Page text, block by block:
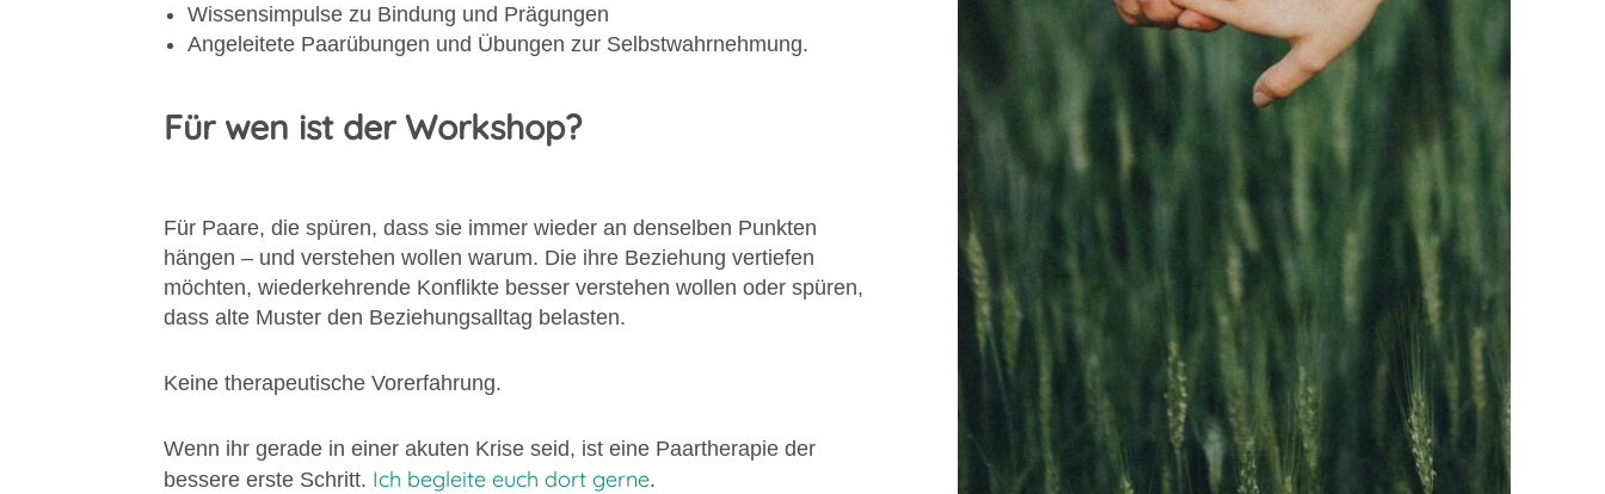
Wissensimpulse zu Bindung und Prägungen
Angeleitete Paarübungen und Übungen zur Selbstwahrnehmung.
Für wen ist der Workshop?
Für Paare, die spüren, dass sie immer wieder an denselben Punkten
hängen – und verstehen wollen warum. Die ihre Beziehung vertiefen
möchten, wiederkehrende Konflikte besser verstehen wollen oder spüren,
dass alte Muster den Beziehungsalltag belasten.
Keine therapeutische Vorerfahrung.
Wenn ihr gerade in einer akuten Krise seid, ist eine Paartherapie der
bessere erste Schritt. Ich begleite euch dort gerne.